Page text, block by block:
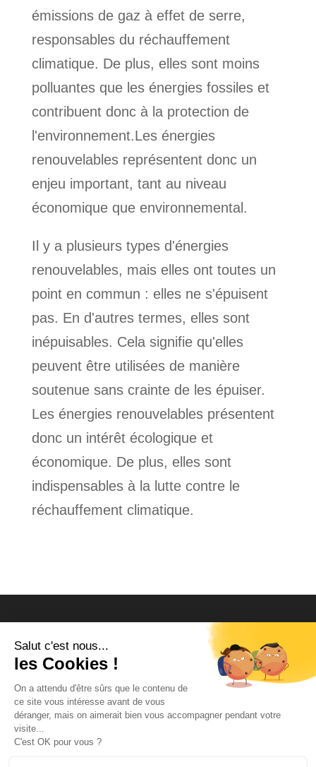
émissions de gaz à effet de serre,
responsables du réchauffement
climatique. De plus, elles sont moins
polluantes que les énergies fossiles et
contribuent donc à la protection de
l'environnement.Les énergies
renouvelables représentent donc un
enjeu important, tant au niveau
économique que environnemental.
Il y a plusieurs types d'énergies
renouvelables, mais elles ont toutes un
point en commun : elles ne s'épuisent
pas. En d'autres termes, elles sont
inépuisables. Cela signifie qu'elles
peuvent être utilisées de manière
soutenue sans crainte de les épuiser.
Les énergies renouvelables présentent
donc un intérêt écologique et
économique. De plus, elles sont
indispensables à la lutte contre le
réchauffement climatique.
Salut c'est nous...
les Cookies !
On a attendu d'être sûrs que le contenu de
ce site vous intéresse avant de vous
déranger, mais on aimerait bien vous accompagner pendant votre
visite...
C'est OK pour vous ?